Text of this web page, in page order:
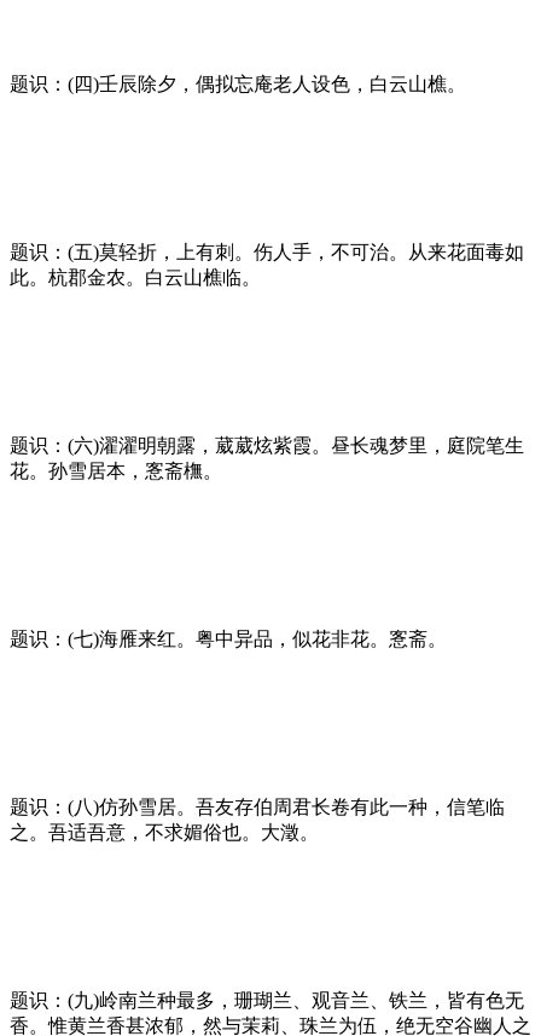
题识：(四)壬辰除夕，偶拟忘庵老人设色，白云山樵。
题识：(五)莫轻折，上有刺。伤人手，不可治。从来花面毒如
此。杭郡金农。白云山樵临。
题识：(六)濯濯明朝露，葳葳炫紫霞。昼长魂梦里，庭院笔生
花。孙雪居本，愙斋橅。
题识：(七)海雁来红。粤中异品，似花非花。愙斋。
题识：(八)仿孙雪居。吾友存伯周君长卷有此一种，信笔临
之。吾适吾意，不求媚俗也。大澂。
题识：(九)岭南兰种最多，珊瑚兰、观音兰、铁兰，皆有色无
香。惟黄兰香甚浓郁，然与茉莉、珠兰为伍，绝无空谷幽人之